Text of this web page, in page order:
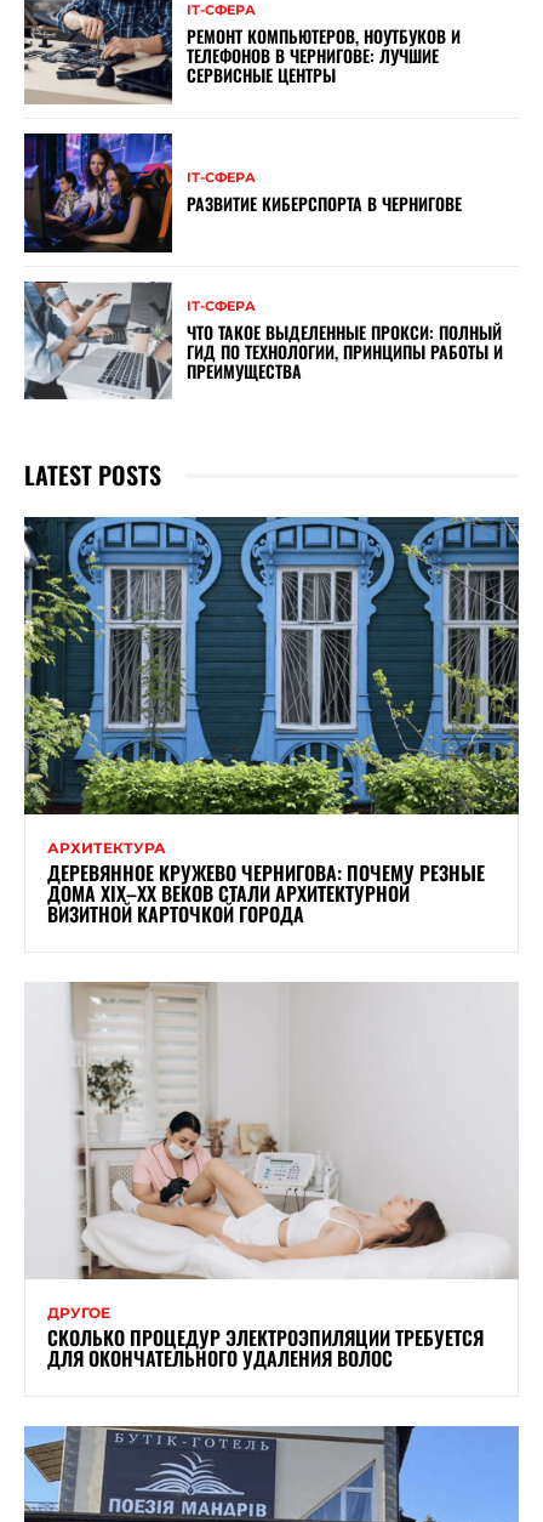
ІТ-СФЕРА
РЕМОНТ КОМПЬЮТЕРОВ, НОУТБУКОВ И
ТЕЛЕФОНОВ В ЧЕРНИГОВЕ: ЛУЧШИЕ
СЕРВИСНЫЕ ЦЕНТРЫ
ІТ-СФЕРА
РАЗВИТИЕ КИБЕРСПОРТА В ЧЕРНИГОВЕ
ІТ-СФЕРА
ЧТО ТАКОЕ ВЫДЕЛЕННЫЕ ПРОКСИ: ПОЛНЫЙ
ГИД ПО ТЕХНОЛОГИИ, ПРИНЦИПЫ РАБОТЫ И
ПРЕИМУЩЕСТВА
LATEST POSTS
АРХИТЕКТУРА
ДЕРЕВЯННОЕ КРУЖЕВО ЧЕРНИГОВА: ПОЧЕМУ РЕЗНЫЕ
ДОМА XIX–XX ВЕКОВ СТАЛИ АРХИТЕКТУРНОЙ
ВИЗИТНОЙ КАРТОЧКОЙ ГОРОДА
ДРУГОЕ
СКОЛЬКО ПРОЦЕДУР ЭЛЕКТРОЭПИЛЯЦИИ ТРЕБУЕТСЯ
ДЛЯ ОКОНЧАТЕЛЬНОГО УДАЛЕНИЯ ВОЛОС